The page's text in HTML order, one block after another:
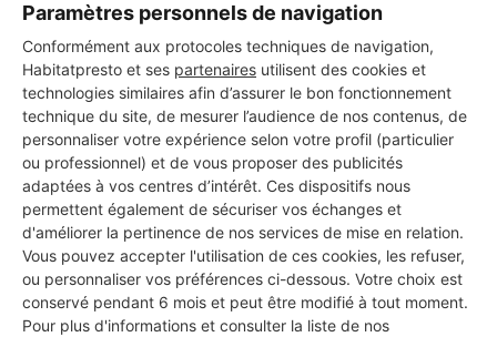
Paramètres personnels de navigation
Conformément aux protocoles techniques de navigation,
Habitatpresto et ses partenaires utilisent des cookies et
technologies similaires afin d’assurer le bon fonctionnement
technique du site, de mesurer l’audience de nos contenus, de
personnaliser votre expérience selon votre profil (particulier
ou professionnel) et de vous proposer des publicités
adaptées à vos centres d’intérêt. Ces dispositifs nous
permettent également de sécuriser vos échanges et
d'améliorer la pertinence de nos services de mise en relation.
Vous pouvez accepter l'utilisation de ces cookies, les refuser,
ou personnaliser vos préférences ci-dessous. Votre choix est
conservé pendant 6 mois et peut être modifié à tout moment.
Pour plus d'informations et consulter la liste de nos
Vous souhaitez réaliser des travaux et ne savez quel professionnel
choisir ? Demandez des devis travaux
auprès de notre réseau de 5 000
professionnels partout en France.
DEMANDER UN DEVIS